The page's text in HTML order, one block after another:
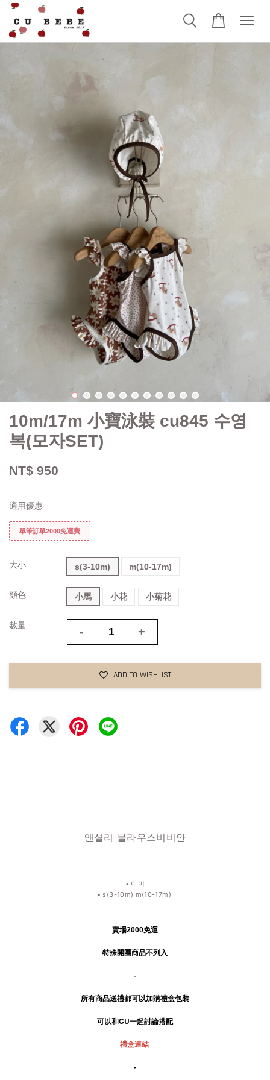
10m/17m 小寶泳裝 cu845 수영
복(모자SET)
NT$ 950
適用優惠
單筆訂單2000免運費
大小 s(3-10m) m(10-17m)
顔色 小馬 小花 小菊花
數量 - +
ADD TO WISHLIST
앤셜리 블라우스비비안
• 아이
• s(3-10m) m(10-17m)
賣場2000免運
特殊開團商品不列入
-
所有商品送禮都可以加購禮盒包裝
可以和CU一起討論搭配
禮盒連結
-